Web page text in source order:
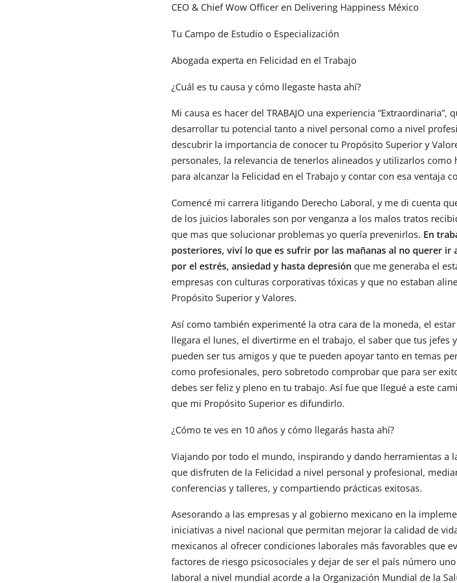
CEO & Chief Wow Officer en Delivering Happiness México
Tu Campo de Estudio o Especialización
Abogada experta en Felicidad en el Trabajo
¿Cuál es tu causa y cómo llegaste hasta ahí?
Mi causa es hacer del TRABAJO una experiencia “Extraordinaria”,
desarrollar tu potencial tanto a nivel personal como a nivel
descubrir la importancia de conocer tu Propósito Superior y
personales, la relevancia de tenerlos alineados y utilizarlos como
para alcanzar la Felicidad en el Trabajo y contar con esa ventaja
Comencé mi carrera litigando Derecho Laboral, y me di cuenta
de los juicios laborales son por venganza a los malos tratos
que mas que solucionar problemas yo quería prevenirlos. En
posteriores, viví lo que es sufrir por las mañanas al no querer ir
por el estrés, ansiedad y hasta depresión que me generaba el
empresas con culturas corporativas tóxicas y que no estaban
Propósito Superior y Valores.
Así como también experimenté la otra cara de la moneda, el
llegara el lunes, el divertirme en el trabajo, el saber que tus jefes
pueden ser tus amigos y que te pueden apoyar tanto en temas
como profesionales, pero sobretodo comprobar que para ser
debes ser feliz y pleno en tu trabajo. Así fue que llegué a este
que mi Propósito Superior es difundirlo.
¿Cómo te ves en 10 años y cómo llegarás hasta ahí?
Viajando por todo el mundo, inspirando y dando herramientas a
que disfruten de la Felicidad a nivel personal y profesional,
conferencias y talleres, y compartiendo prácticas exitosas.
Asesorando a las empresas y al gobierno mexicano en la
iniciativas a nivel nacional que permitan mejorar la calidad de
mexicanos al ofrecer condiciones laborales más favorables que
factores de riesgo psicosociales y dejar de ser el país número
laboral a nivel mundial acorde a la Organización Mundial de la